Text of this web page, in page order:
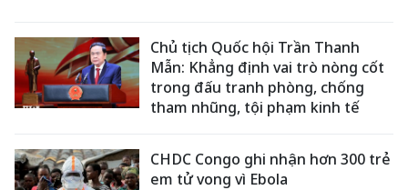
Chủ tịch Quốc hội Trần Thanh
Mẫn: Khẳng định vai trò nòng cốt
trong đấu tranh phòng, chống
tham nhũng, tội phạm kinh tế
CHDC Congo ghi nhận hơn 300 trẻ
em tử vong vì Ebola